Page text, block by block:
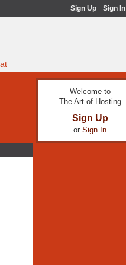
Sign Up Sign In
Welcome to
The Art of Hosting
Sign Up
or Sign In